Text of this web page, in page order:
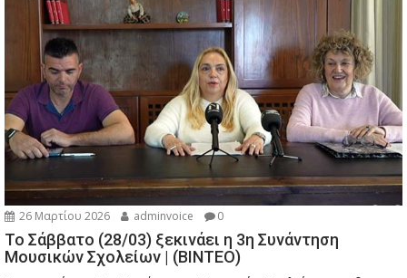
26 Μαρτίου 2026 adminvoice 0
Το Σάββατο (28/03) ξεκινάει η 3η Συνάντηση
Μουσικών Σχολείων | (ΒΙΝΤΕΟ)